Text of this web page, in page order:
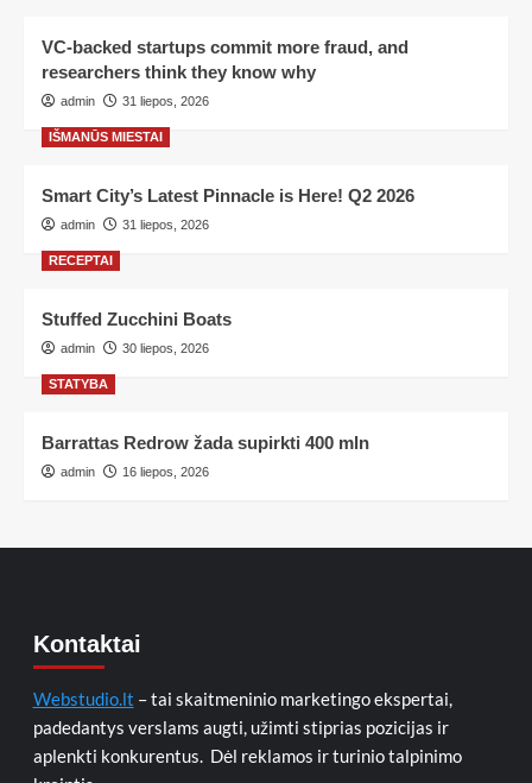
VC-backed startups commit more fraud, and
researchers think they know why
admin 31 liepos, 2026
IŠMANŪS MIESTAI
Smart City’s Latest Pinnacle is Here! Q2 2026
admin 31 liepos, 2026
RECEPTAI
Stuffed Zucchini Boats
admin 30 liepos, 2026
STATYBA
Barrattas Redrow žada supirkti 400 mln
admin 16 liepos, 2026
Kontaktai
Webstudio.lt – tai skaitmeninio marketingo ekspertai,
padedantys verslams augti, užimti stiprias pozicijas ir
aplenkti konkurentus. Dėl reklamos ir turinio talpinimo